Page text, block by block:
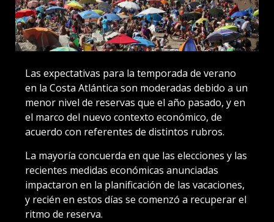
Las expectativas para la temporada de verano
en la Costa Atlántica son moderadas debido a un
menor nivel de reservas que el año pasado, y en
el marco del nuevo contexto económico, de
acuerdo con referentes de distintos rubros.
La mayoría concuerda en que las elecciones y las
recientes medidas económicas anunciadas
impactaron en la planificación de las vacaciones,
y recién en estos días se comenzó a recuperar el
ritmo de reserva.